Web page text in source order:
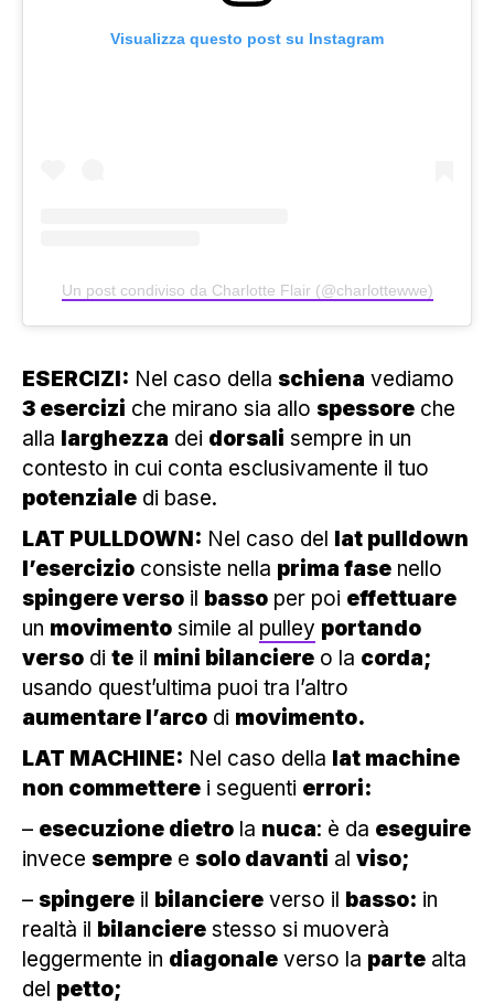
Visualizza questo post su Instagram
Un post condiviso da Charlotte Flair (@charlottewwe)
ESERCIZI: Nel caso della schiena vediamo
3 esercizi che mirano sia allo spessore che
alla larghezza dei dorsali sempre in un
contesto in cui conta esclusivamente il tuo
potenziale di base.
LAT PULLDOWN: Nel caso del lat pulldown
l’esercizio consiste nella prima fase nello
spingere verso il basso per poi effettuare
un movimento simile al pulley portando
verso di te il mini bilanciere o la corda;
usando quest’ultima puoi tra l’altro
aumentare l’arco di movimento.
LAT MACHINE: Nel caso della lat machine
non commettere i seguenti errori:
– esecuzione dietro la nuca: è da eseguire
invece sempre e solo davanti al viso;
– spingere il bilanciere verso il basso: in
realtà il bilanciere stesso si muoverà
leggermente in diagonale verso la parte alta
del petto;